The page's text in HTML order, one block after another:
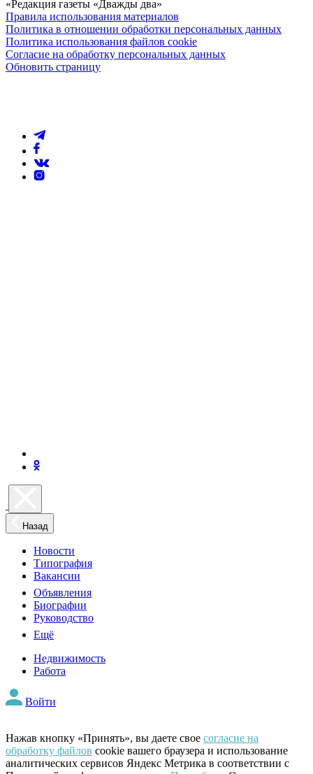
«Редакция газеты «Дважды два»
Правила использования материалов
Политика в отношении обработки персональных данных
Политика использования файлов cookie
Согласие на обработку персональных данных
Обновить страницу
Назад
Новости
Типография
Вакансии
Объявления
Биографии
Руководство
Ещё
Недвижимость
Работа
Войти
Нажав кнопку «Принять», вы даете свое согласие на
обработку файлов cookie вашего браузера и использование
аналитических сервисов Яндекс Метрика в соответствии с